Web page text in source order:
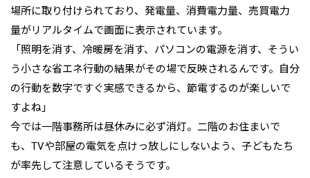
場所に取り付けられており、発電量、消費電力量、売買電力
量がリアルタイムで画面に表示されています。
「照明を消す、冷暖房を消す、パソコンの電源を消す、そうい
う小さな省エネ行動の結果がその場で反映されるんです。自分
の行動を数字ですぐ実感できるから、節電するのが楽しいで
すよね」
今では一階事務所は昼休みに必ず消灯。二階のお住まいで
も、TVや部屋の電気を点けっ放しにしないよう、子どもたち
が率先して注意しているそうです。